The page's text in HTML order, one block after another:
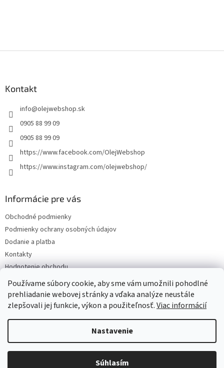
Používame súbory cookie, aby sme vám umožnili pohodlné
prehliadanie webovej stránky a vďaka analýze neustále
zlepšovali jej funkcie, výkon a použiteľnosť.Viac informácií
Nastavenie
Súhlasím
Kontakt
info@olejwebshop.sk
0905 88 99 09
0905 88 99 09
https://www.facebook.com/OlejWebshop
https://www.instagram.com/olejwebshop/
Informácie pre vás
Obchodné podmienky
Podmienky ochrany osobných údajov
Dodanie a platba
Kontakty
Hodnotenie obchodu
Blog
Copyright 2026Olejwebshop.sk. Všetky práva vyhradené.Upraviť
nastavenie cookies